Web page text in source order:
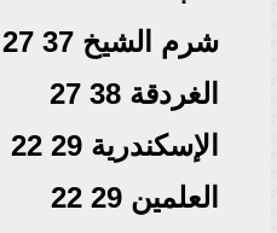
شرم الشيخ 37 27
الغردقة 38 27
الإسكندرية 29 22
العلمين 29 22